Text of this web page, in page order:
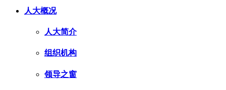
人大概况
人大简介
组织机构
领导之窗